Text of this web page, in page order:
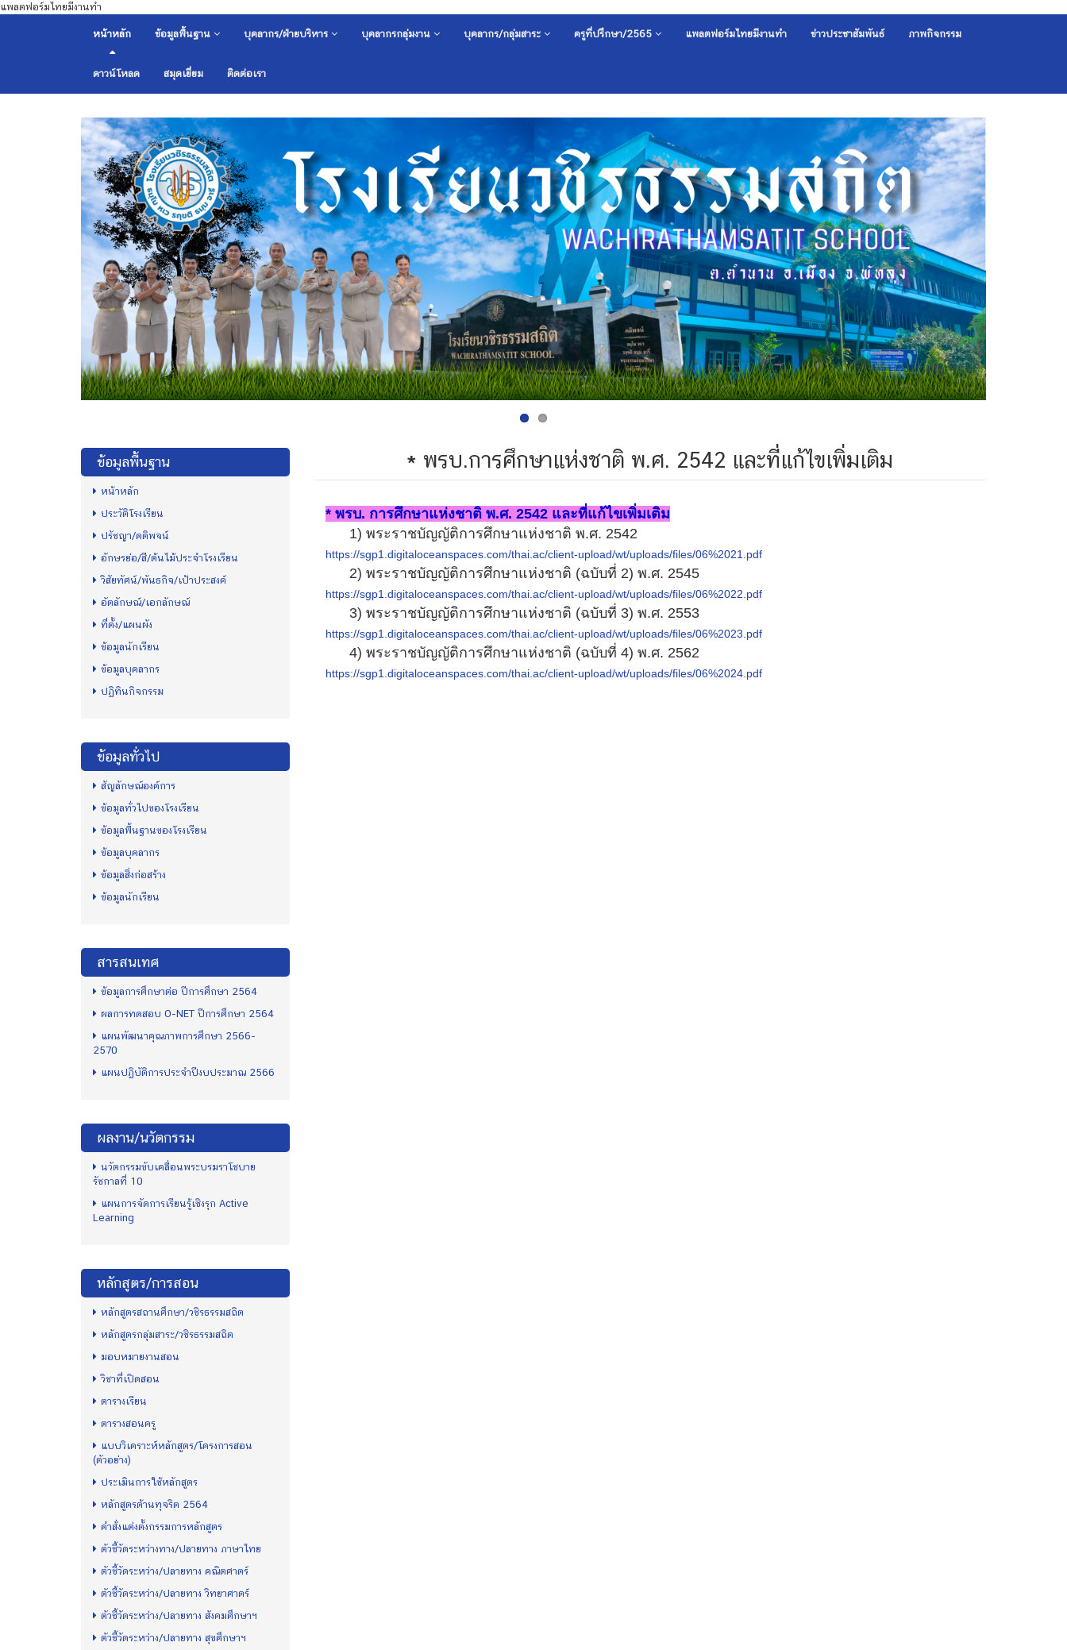
แพลตฟอร์มไทยมีงานทำ
หน้าหลัก ข้อมูลพื้นฐาน บุคลากร/ฝ่ายบริหาร บุคลากรกลุ่มงาน บุคลากร/กลุ่มสาระ ครูที่ปรึกษา/2565 แพลตฟอร์มไทยมีงานทำ ข่าวประชาสัมพันธ์ ภาพกิจกรรม
ดาวน์โหลด สมุดเยี่ยม ติดต่อเรา
ข้อมูลพื้นฐาน
หน้าหลัก
ประวัติโรงเรียน
ปรัชญา/คติพจน์
อักษรย่อ/สี/ต้นไม้ประจำโรงเรียน
วิสัยทัศน์/พันธกิจ/เป้าประสงค์
อัตลักษณ์/เอกลักษณ์
ที่ตั้ง/แผนผัง
ข้อมูลนักเรียน
ข้อมูลบุคลากร
ปฏิทินกิจกรรม
ข้อมูลทั่วไป
สัญลักษณ์องค์การ
ข้อมูลทั่วไปของโรงเรียน
ข้อมูลพื้นฐานของโรงเรียน
ข้อมูลบุคลากร
ข้อมูลสิ่งก่อสร้าง
ข้อมูลนักเรียน
สารสนเทศ
ข้อมูลการศึกษาต่อ ปีการศึกษา 2564
ผลการทดสอบ O-NET ปีการศึกษา 2564
แผนพัฒนาคุณภาพการศึกษา 2566-
2570
แผนปฏิบัติการประจำปีงบประมาณ 2566
ผลงาน/นวัตกรรม
นวัตกรรมขับเคลื่อนพระบรมราโชบาย
รัชกาลที่ 10
แผนการจัดการเรียนรู้เชิงรุก Active
Learning
หลักสูตร/การสอน
หลักสูตรสถานศึกษา/วชิรธรรมสถิต
หลักสูตรกลุ่มสาระ/วชิรธรรมสถิต
มอบหมายงานสอน
วิชาที่เปิดสอน
ตารางเรียน
ตารางสอนครู
แบบวิเคราะห์หลักสูตร/โครงการสอน
(ตัวอย่าง)
ประเมินการใช้หลักสูตร
หลักสูตรต้านทุจริต 2564
คำสั่งแต่งตั้งกรรมการหลักสูตร
ตัวชี้วัดระหว่างทาง/ปลายทาง ภาษาไทย
ตัวชี้วัดระหว่าง/ปลายทาง คณิตศาตร์
ตัวชี้วัดระหว่าง/ปลายทาง วิทยาศาตร์
ตัวชี้วัดระหว่าง/ปลายทาง สังคมศึกษาฯ
ตัวชี้วัดระหว่าง/ปลายทาง สุขศึกษาฯ
* พรบ.การศึกษาแห่งชาติ พ.ศ. 2542 และที่แก้ไขเพิ่มเติม
* พรบ. การศึกษาแห่งชาติ พ.ศ. 2542 และที่แก้ไขเพิ่มเติม
1) พระราชบัญญัติการศึกษาแห่งชาติ พ.ศ. 2542
https://sgp1.digitaloceanspaces.com/thai.ac/client-upload/wt/uploads/files/06%2021.pdf
2) พระราชบัญญัติการศึกษาแห่งชาติ (ฉบับที่ 2) พ.ศ. 2545
https://sgp1.digitaloceanspaces.com/thai.ac/client-upload/wt/uploads/files/06%2022.pdf
3) พระราชบัญญัติการศึกษาแห่งชาติ (ฉบับที่ 3) พ.ศ. 2553
https://sgp1.digitaloceanspaces.com/thai.ac/client-upload/wt/uploads/files/06%2023.pdf
4) พระราชบัญญัติการศึกษาแห่งชาติ (ฉบับที่ 4) พ.ศ. 2562
https://sgp1.digitaloceanspaces.com/thai.ac/client-upload/wt/uploads/files/06%2024.pdf